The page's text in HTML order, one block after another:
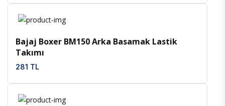
Bajaj Boxer BM150 Arka Basamak Lastik
Takımı
281 TL